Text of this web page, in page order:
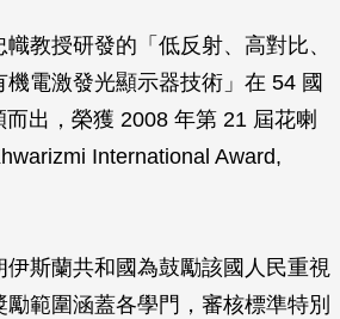
教授研發的「低反射、高對比、
電激發光顯示器技術」在 54 國
出，榮獲 2008 年第 21 屆花喇
International Award,
斯蘭共和國為鼓勵該國人民重視
範圍涵蓋各學門，審核標準特別